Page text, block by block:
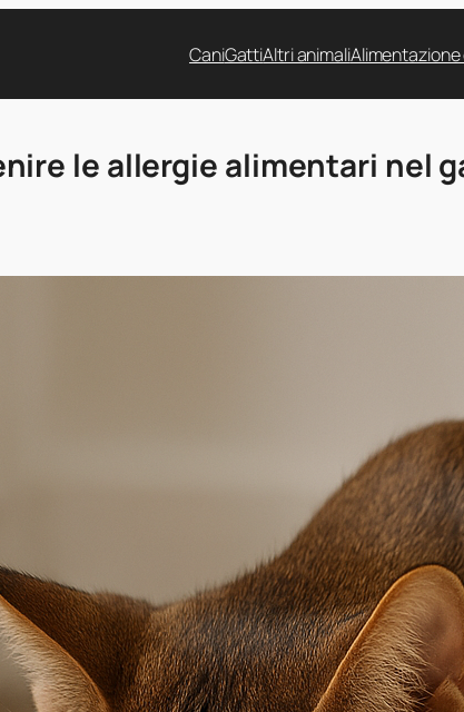
CaniGattiAltri animali
le allergie alimentari nel